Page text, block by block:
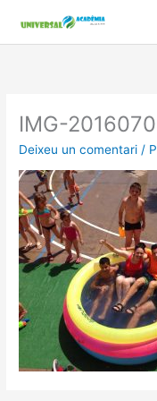
contingut
IMG-
Deixeu un comentari /